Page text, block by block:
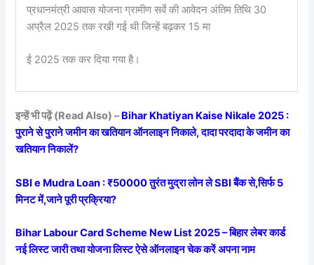
प्रधानमंत्री आवास योजना ग्रामीण सर्वे की आवेदन अंतिम तिथि 30
अप्रैल 2025 तक रखी गई थी जिन्हें बढ़कर 15 मा
ई 2025 तक कर दिया गया है।
इन्हें भी पढ़ें (Read Also) –Bihar Khatiyan Kaise Nikale 2025 :
पुराने से पुराने जमीन का खतियान ऑनलाइन निकाले, दादा परदादा के जमीन का
खतियान निकालें?
SBI e Mudra Loan : ₹50000 तुरंत मुद्रा लोन ले SBI बैंक से,सिर्फ 5
मिनट में,जाने पूरी प्रक्रिया?
Bihar Labour Card Scheme New List 2025 – बिहार लेबर कार्ड
नई लिस्ट जारी तथा योजना लिस्ट ऐसे ऑनलाइन चेक करें अपना नाम